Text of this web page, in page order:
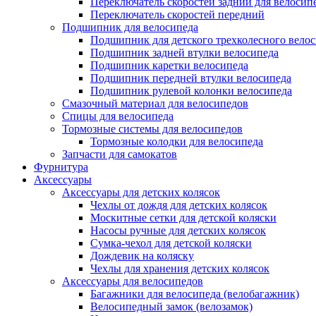
Переключатель скоростей передний
Подшипник для велосипеда
Подшипник для детского трехколесного
Подшипник задней втулки велосипеда
Подшипник каретки велосипеда
Подшипник передней втулки велосипеда
Подшипник рулевой колонки велосипеда
Смазочный материал для велосипедов
Спицы для велосипеда
Тормозные системы для велосипедов
Тормозные колодки для велосипеда
Запчасти для самокатов
Фурнитура
Аксессуары
Аксессуары для детских колясок
Чехлы от дождя для детских колясок
Москитные сетки для детской коляски
Насосы ручные для детских колясок
Сумка-чехол для детской коляски
Дождевик на коляску
Чехлы для хранения детских колясок
Аксессуары для велосипедов
Багажники для велосипеда (велобагажник)
Велосипедный замок (велозамок)